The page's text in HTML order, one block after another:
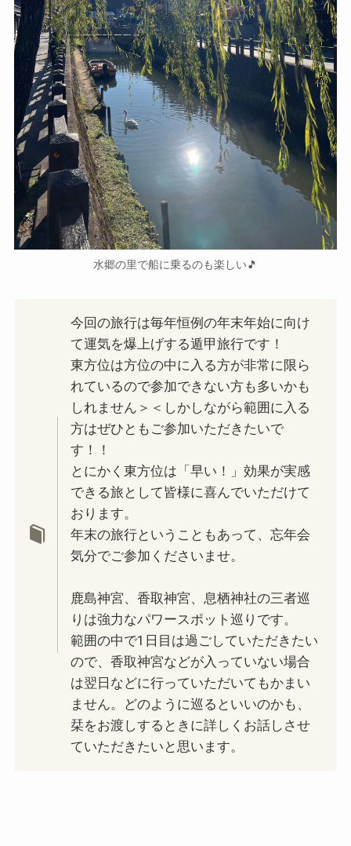
水郷の里で船に乗るのも楽しい🎵
今回の旅行は毎年恒例の年末年始に向け
て運気を爆上げする遁甲旅行です！
東方位は方位の中に入る方が非常に限ら
れているので参加できない方も多いかも
しれません＞＜しかしながら範囲に入る
方はぜひともご参加いただきたいで
す！！
とにかく東方位は「早い！」効果が実感
できる旅として皆様に喜んでいただけて
おります。
年末の旅行ということもあって、忘年会
気分でご参加くださいませ。
鹿島神宮、香取神宮、息栖神社の三者巡
りは強力なパワースポット巡りです。
範囲の中で1日目は過ごしていただきたい
ので、香取神宮などが入っていない場合
は翌日などに行っていただいてもかまい
ません。どのように巡るといいのかも、
栞をお渡しするときに詳しくお話しさせ
ていただきたいと思います。